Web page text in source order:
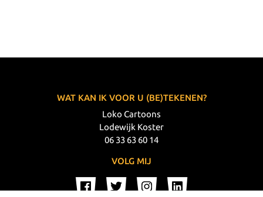
WAT KAN IK VOOR U (BE)TEKENEN?
Loko Cartoons
Lodewijk Koster
06 33 63 60 14
VOLG MIJ